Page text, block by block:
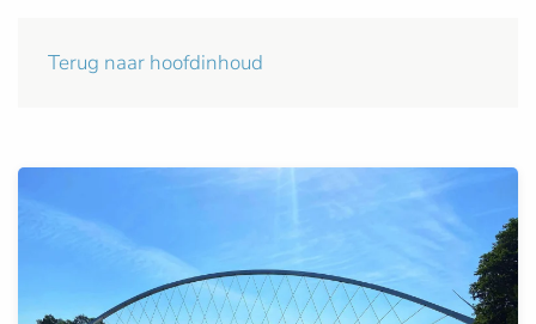
Terug naar hoofdinhoud